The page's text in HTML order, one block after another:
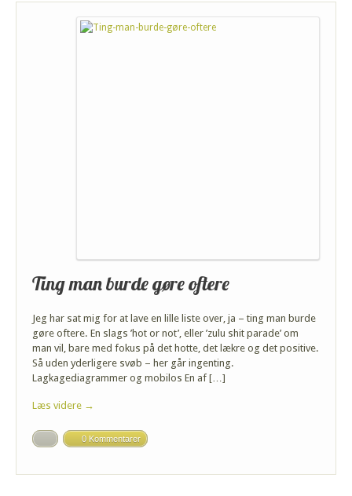
Ting man burde gøre oftere
Jeg har sat mig for at lave en lille liste over, ja – ting man burde
gøre oftere. En slags ’hot or not’, eller ’zulu shit parade’ om
man vil, bare med fokus på det hotte, det lækre og det positive.
Så uden yderligere svøb – her går ingenting.
Lagkagediagrammer og mobilos En af […]
Læs videre →
0 Kommentarer